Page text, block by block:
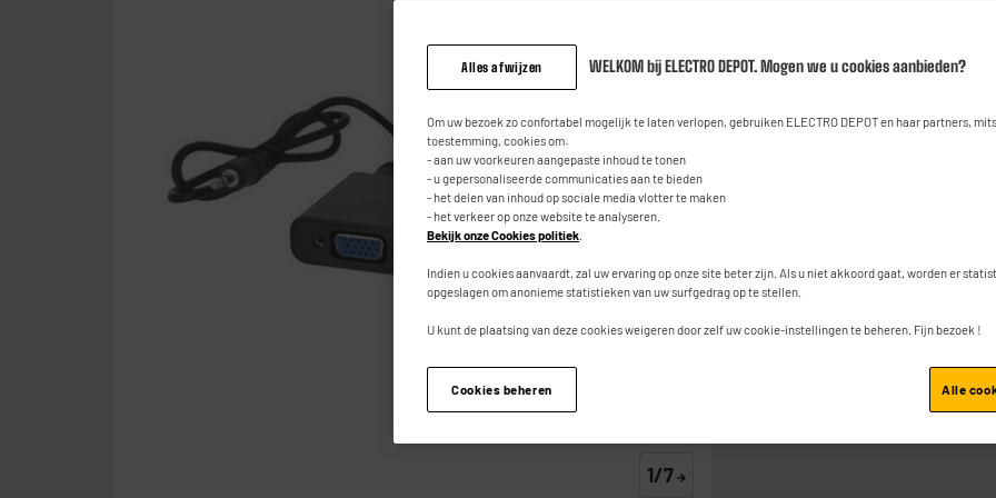
19
paginalink.
1/7
Alles afwijzen WELKOM bij ELECTRO DEPOT. Mogen we u cookies aanbieden?
Om uw bezoek zo confortabel mogelijk te laten verlopen, gebruiken ELECTRO DEPOT en haar partners,
toestemming, cookies om:
- aan uw voorkeuren aangepaste inhoud te tonen
- u gepersonaliseerde communicaties aan te bieden
- het delen van inhoud op sociale media vlotter te maken
- het verkeer op onze website te analyseren.
Bekijk onze Cookies politiek
Indien u cookies aanvaardt, zal uw ervaring op onze site beter zijn. Als u niet akkoord gaat, worden er
opgeslagen om anonieme statistieken van uw surfgedrag op te stellen.
U kunt de plaatsing van deze cookies weigeren door zelf uw cookie-instellingen te beheren. Fijn bezoek !
Cookies beheren Alle